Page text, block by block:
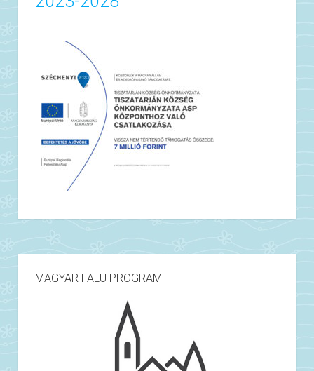
MAGYAR FALU PROGRAM